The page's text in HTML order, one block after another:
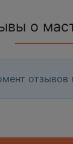
о
отзывов